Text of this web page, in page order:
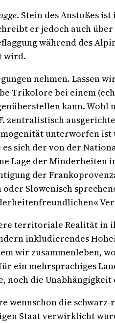
. Stein des Anstoßes
er jedoch auch
während des
wird.
nehmen. Lassen
bei einem
kann.
zentralistisch
unterworfen ist
sich der von der
Lage der Minderheiten
der
Slowenisch
territoriale Realität in
inkludierendes
wir zusammenleben,
ein mehrsprachiges
die
die schwarz-
Staat verwirklicht